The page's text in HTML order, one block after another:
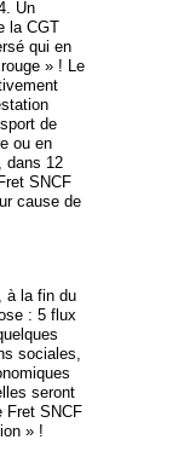
Un
la CGT
qui en
» ! Le
de
ou en
dans 12
SNCF
cause de
à la fin du
: 5 flux
sociales,
seront
Fret SNCF
» !